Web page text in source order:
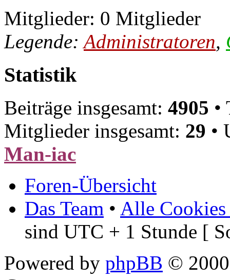
Mitglieder: 0 Mitglieder
Legende:Administratoren,
Statistik
Beiträge insgesamt: 4905 •
Mitglieder insgesamt: 29 •
Man-iac
Foren-Übersicht
Das Team • Alle Cookies
sind UTC + 1 Stunde [
Powered by phpBB ©